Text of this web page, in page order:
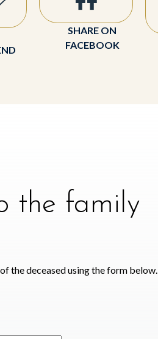
SHARE ON
FACEBOOK
the family
the deceased using the form below.